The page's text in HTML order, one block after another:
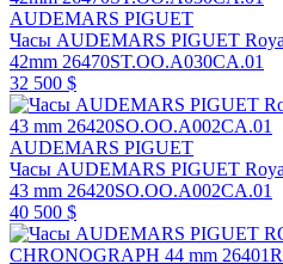
AUDEMARS PIGUET
Часы AUDEMARS PIGUET
42mm 26470ST.OO.A030CA.01
32 500 $
AUDEMARS PIGUET
Часы AUDEMARS PIGUET
43 mm 26420SO.OO.A002CA.01
40 500 $